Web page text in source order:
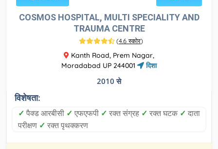
COSMOS HOSPITAL, MULTI SPECIALITY AND
TRAUMA CENTRE
(4.6 स्कोर)
Kanth Road, Prem Nagar,
Moradabad UP 244001
दिशा
2010 से
विशेषता:
✓ पैक्ड आरबीसी ✓ एफएफपी ✓ रक्त संग्रह ✓ रक्त घटक ✓ दाता
परीक्षण ✓ रक्त पृथक्करण